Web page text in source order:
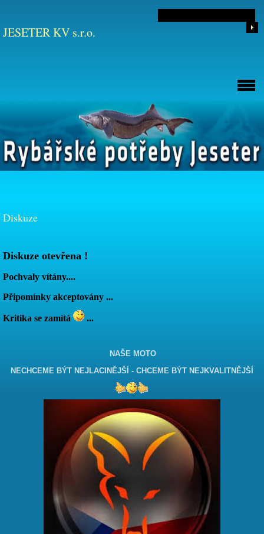
JESETER KV s.r.o.
Diskuze
Diskuze otevřena !
Pochvaly vítány....
Připomínky akceptovány ...
Kritika se zamítá ...
NAŠE MOTO
NECHCEME BÝT NEJLACINĚJŠÍ - CHCEME BÝT NEJKVALITNĚJŠÍ